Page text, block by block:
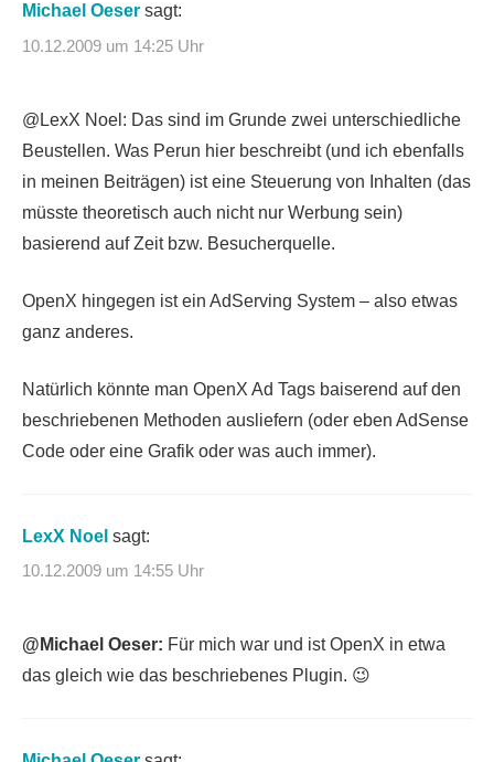
Michael Oeser sagt:
10.12.2009 um 14:25 Uhr
@LexX Noel: Das sind im Grunde zwei unterschiedliche
Beustellen. Was Perun hier beschreibt (und ich ebenfalls
in meinen Beiträgen) ist eine Steuerung von Inhalten (das
müsste theoretisch auch nicht nur Werbung sein)
basierend auf Zeit bzw. Besucherquelle.
OpenX hingegen ist ein AdServing System – also etwas
ganz anderes.
Natürlich könnte man OpenX Ad Tags baiserend auf den
beschriebenen Methoden ausliefern (oder eben AdSense
Code oder eine Grafik oder was auch immer).
LexX Noel sagt:
10.12.2009 um 14:55 Uhr
@Michael Oeser: Für mich war und ist OpenX in etwa
das gleich wie das beschriebenes Plugin. 😉